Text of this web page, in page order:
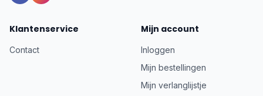
Klantenservice
Contact
Mijn account
Inloggen
Mijn bestellingen
Mijn verlanglijstje